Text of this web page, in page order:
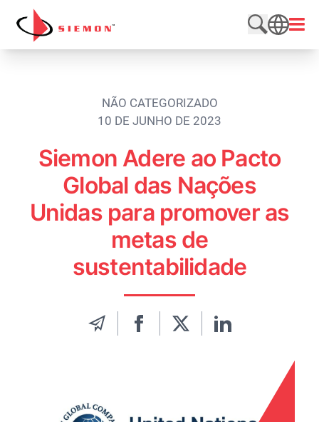
Pular para o conteúdo
Pesquisar
Abrir
SEARCH
NÃO CATEGORIZADO
10 DE JUNHO DE 2023
Siemon Adere ao Pacto
Global das Nações
Unidas para promover as
metas de
sustentabilidade